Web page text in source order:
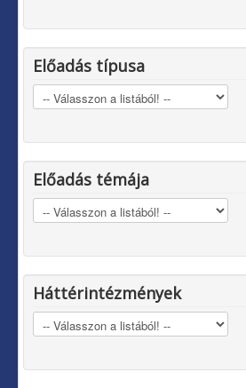
Előadás típusa
Előadás témája
Háttérintézmények